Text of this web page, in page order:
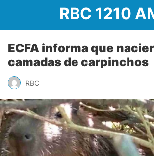
RBC 1210
ECFA informa que
camadas de carpinchos
RBC